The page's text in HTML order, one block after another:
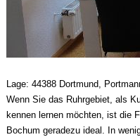
Lage: 44388 Dortmund,
Wenn Sie das Ruhrgebiet, als
kennen lernen möchten, ist die
Bochum geradezu ideal. In